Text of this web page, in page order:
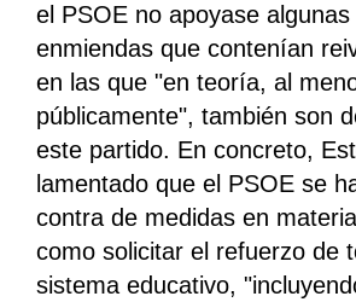
el PSOE no apoyase
enmiendas que contenían
en las que "en teoría, al
públicamente", también son
este partido. En concreto,
lamentado que el PSOE se
contra de medidas en
como solicitar el refuerzo de
sistema educativo,